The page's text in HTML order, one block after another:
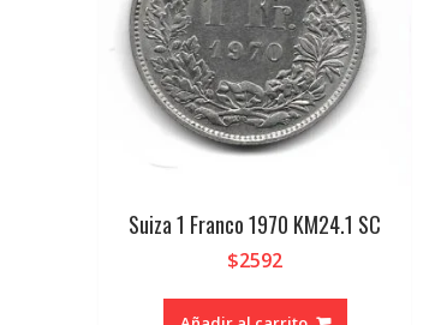
Suiza 1 Franco 1970 KM24.1 SC
$2592